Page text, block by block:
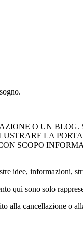
O UN
LA
SCOPO
idee, informazioni,
qui sono solo
alla cancellazione o